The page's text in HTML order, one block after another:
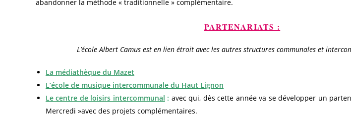
abandonner la méthode « traditionnelle » complémentaire.
PARTENARIATS :
L’école Albert Camus est en lien étroit avec les autres structures communales et
La médiathèque du Mazet
L’école de musique intercommunale du Haut Lignon
Le centre de loisirs intercommunal : avec qui, dès cette année va se développer un
Mercredi »avec des projets complémentaires.